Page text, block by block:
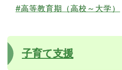
#高等教育期（高校～大学）
子育て支援